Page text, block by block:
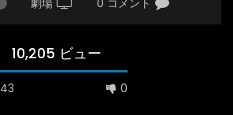
劇場 0 コメント
10,205 ビュー
43 0